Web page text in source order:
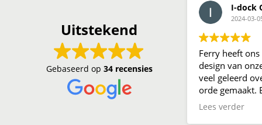
Uitstekend
Gebaseerd op 34 recensies
I-dock
2024-03-
Ferry heeft
design van
veel geleerd
orde gemaakt.
wij merken er
Lees verder